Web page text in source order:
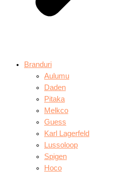
Branduri
Aulumu
Daden
Pitaka
Melkco
Guess
Karl Lagerfeld
Lussoloop
Spigen
Hoco